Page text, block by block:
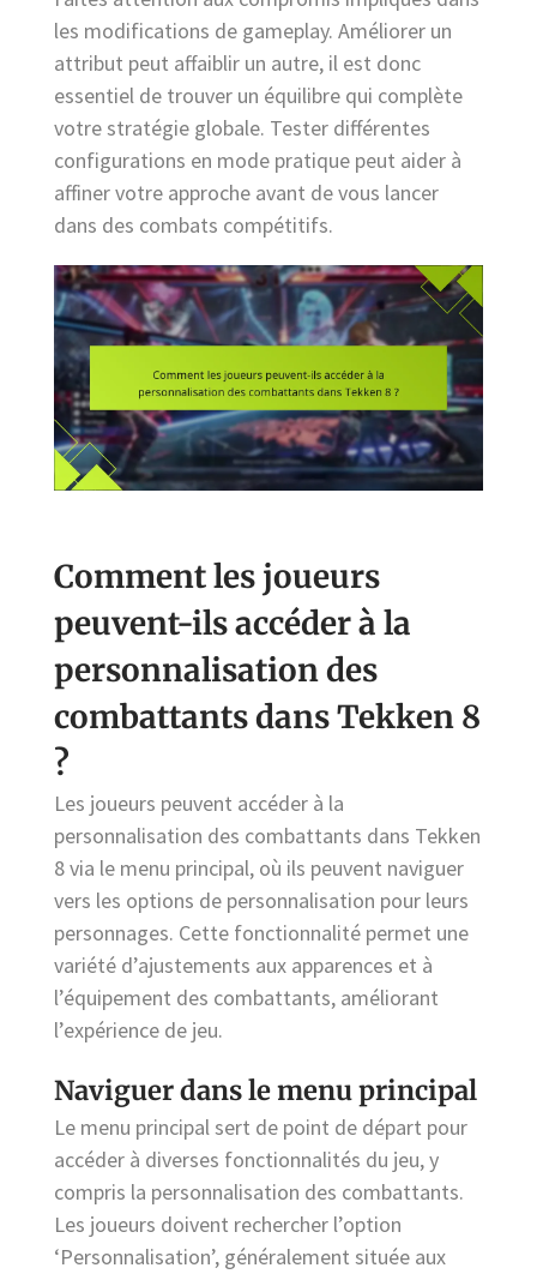
les modifications de gameplay. Améliorer un
attribut peut affaiblir un autre, il est donc
essentiel de trouver un équilibre qui complète
votre stratégie globale. Tester différentes
configurations en mode pratique peut aider à
affiner votre approche avant de vous lancer
dans des combats compétitifs.
Comment les joueurs
peuvent-ils accéder à la
personnalisation des
combattants dans Tekken 8
?
Les joueurs peuvent accéder à la
personnalisation des combattants dans Tekken
8 via le menu principal, où ils peuvent naviguer
vers les options de personnalisation pour leurs
personnages. Cette fonctionnalité permet une
variété d’ajustements aux apparences et à
l’équipement des combattants, améliorant
l’expérience de jeu.
Naviguer dans le menu principal
Le menu principal sert de point de départ pour
accéder à diverses fonctionnalités du jeu, y
compris la personnalisation des combattants.
Les joueurs doivent rechercher l’option
‘Personnalisation’, généralement située aux